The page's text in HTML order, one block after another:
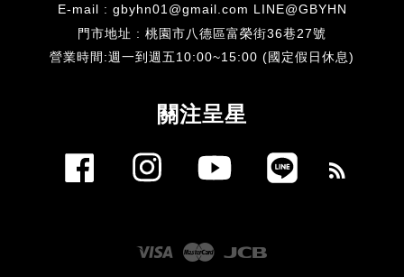
E-mail : gbyhn01@gmail.com LINE@GBYHN
門市地址 : 桃園市八德區富榮街36巷27號
​營業時間:週一到週五10:00~15:00 (國定假日休息)
關注呈星
Facebook Instagram YouTube
Visa Master